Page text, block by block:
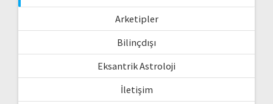
Arketipler
Bilinçdışı
Eksantrik Astroloji
İletişim